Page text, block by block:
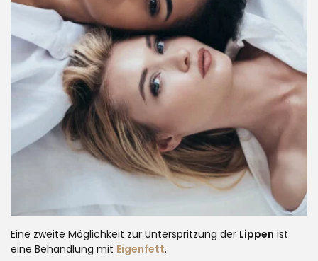
Eine zweite Möglichkeit zur Unterspritzung der Lippen ist
eine Behandlung mit Eigenfett.